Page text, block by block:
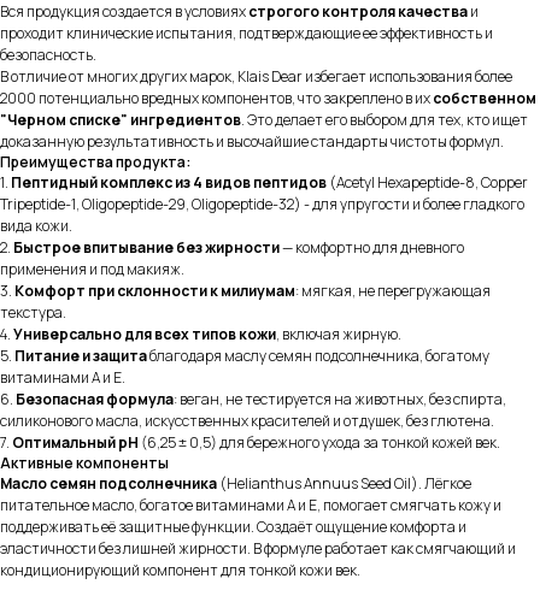
Вся продукция создается в условияхстрогого контроля качестваи
проходит клинические испытания, подтверждающие ее эффективность и
безопасность.
В отличие от многих других марок, Klais Dear избегает использования более
2000 потенциально вредных компонентов, что закреплено в ихсобственном
"Черном списке" ингредиентов. Это делает его выбором для тех, кто ищет
доказанную результативность и высочайшие стандарты чистоты формул.
Преимущества продукта:
1. Пептидный комплекс из 4 видов пептидов (Acetyl Hexapeptide-8, Copper
Tripeptide-1, Oligopeptide-29, Oligopeptide-32) - для упругости и более гладкого
вида кожи.
2. Быстрое впитывание без жирности— комфортно для дневного
применения и под макияж.
3. Комфорт при склонности к милиумам: мягкая, не перегружающая
текстура.
4.Универсально для всех типов кожи, включая жирную.
5. Питание и защитаблагодаря маслу семян подсолнечника, богатому
витаминами A и E.
6. Безопасная формула: веган, не тестируется на животных, без спирта,
силиконового масла, искусственных красителей и отдушек, без глютена.
7. Оптимальный pH (6,25 ± 0,5) для бережного ухода за тонкой кожей век.
Активные компоненты
Масло семян подсолнечника (Helianthus Annuus Seed Oil). Лёгкое
питательное масло, богатое витаминами A и E, помогает смягчать кожу и
поддерживать её защитные функции. Создаёт ощущение комфорта и
эластичности без лишней жирности. В формуле работает как смягчающий и
кондиционирующий компонент для тонкой кожи век.